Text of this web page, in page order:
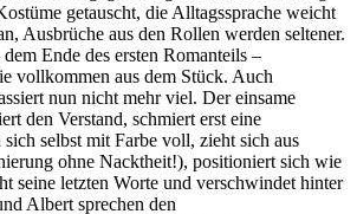
getauscht, die Alltagssprache weicht
Ausbrüche aus den Rollen werden seltener.
Ende des ersten Romanteils –
vollkommen aus dem Stück. Auch
nun nicht mehr viel. Der einsame
den Verstand, schmiert erst eine
selbst mit Farbe voll, zieht sich aus
ohne Nacktheit!), positioniert sich wie
seine letzten Worte und verschwindet hinter
Albert sprechen den